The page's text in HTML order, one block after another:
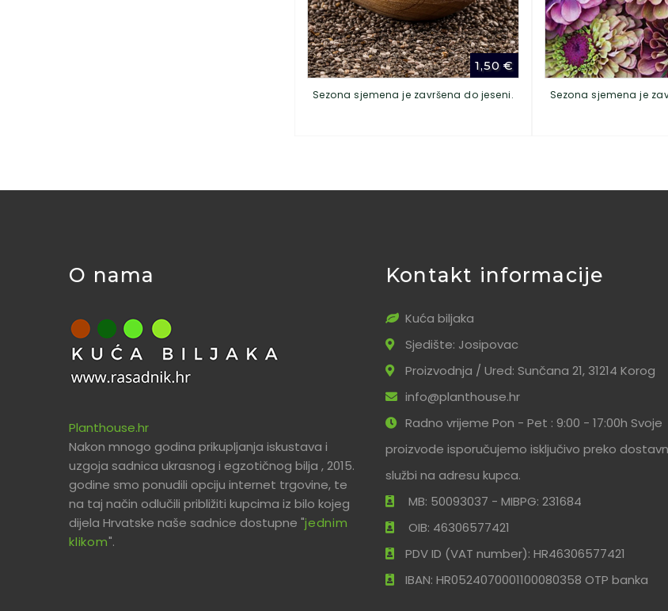
1,50€
Sezona sjemena je završena do jeseni. Sezona sjemena je
O nama
Planthouse.hr
Nakon mnogo godina prikupljanja iskustava i
uzgoja sadnica ukrasnog i egzotičnog bilja , 2015.
godine smo ponudili opciju internet trgovine, te
na taj način odlučili približiti kupcima iz bilo kojeg
dijela Hrvatske naše sadnice dostupne "jednim
klikom".
Kontakt informacije
Kuća biljaka
Sjedište: Josipovac
Proizvodnja / Ured: Sunčana 21, 31214 Korog
info@planthouse.hr
Radno vrijeme Pon - Pet : 9:00 - 17:00h Svoje
proizvode isporučujemo isključivo preko
službi na adresu kupca.
MB: 50093037 - MIBPG: 231684
OIB: 46306577421
PDV ID (VAT number): HR46306577421
IBAN: HR0524070001100080358 OTP banka